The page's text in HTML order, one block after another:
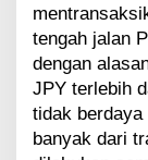
tengah jalan
dengan
JPY terlebih
tidak
banyak dari